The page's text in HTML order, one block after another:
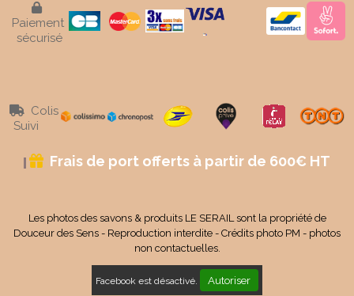

Paiement
sécurisé

Colis
Suivi
 Frais de port offerts à partir de 600€ HT
Les photos des savons & produits LE SERAIL sont la propriété de
Douceur des Sens - Reproduction interdite - Crédits photo PM - photos
non contactuelles.
Facebook est désactivé. Autoriser